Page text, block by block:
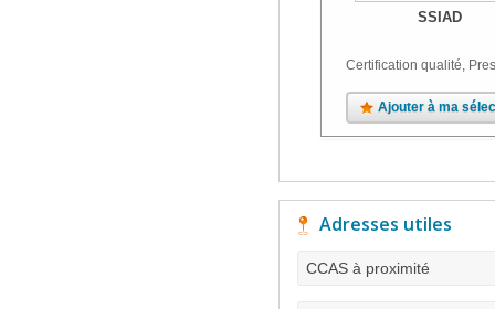
SSIAD
Certification qualité,
Ajouter à ma
Adresses utiles
CCAS à proximité